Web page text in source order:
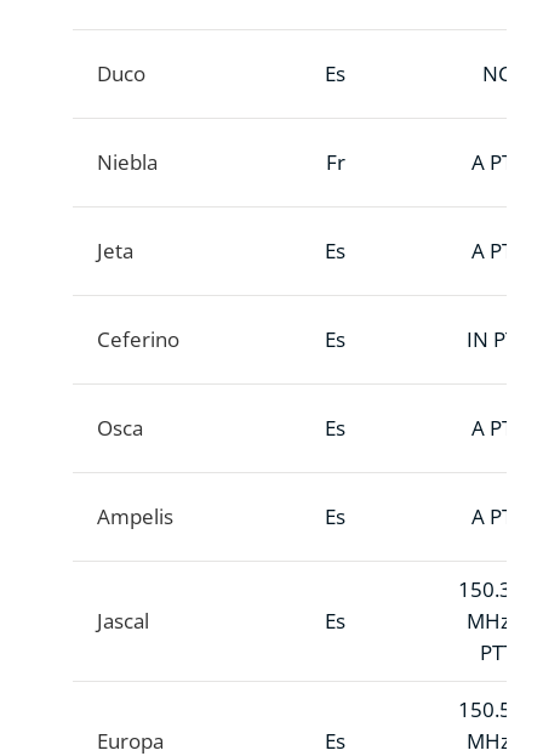
Duco Es NC
Niebla Fr A PTT
Jeta Es A PTT
Ceferino Es IN PTT
Osca Es A PTT
Ampelis Es A PTT
Jascal Es
150.390
MHz A
PTT
Europa Es
150.520
MHz A